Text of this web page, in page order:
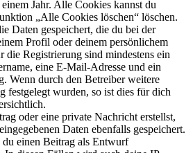
Jahr. Alle Cookies kannst du
„Alle Cookies löschen“ löschen.
Daten gespeichert, die du bei der
Profil oder deinem persönlichem
die Registrierung sind mindestens ein
eine E-Mail-Adresse und ein
Wenn durch den Betreiber weitere
festgelegt wurden, so ist dies für dich
oder eine private Nachricht erstellst,
Daten ebenfalls gespeichert.
einen Beitrag als Entwurf